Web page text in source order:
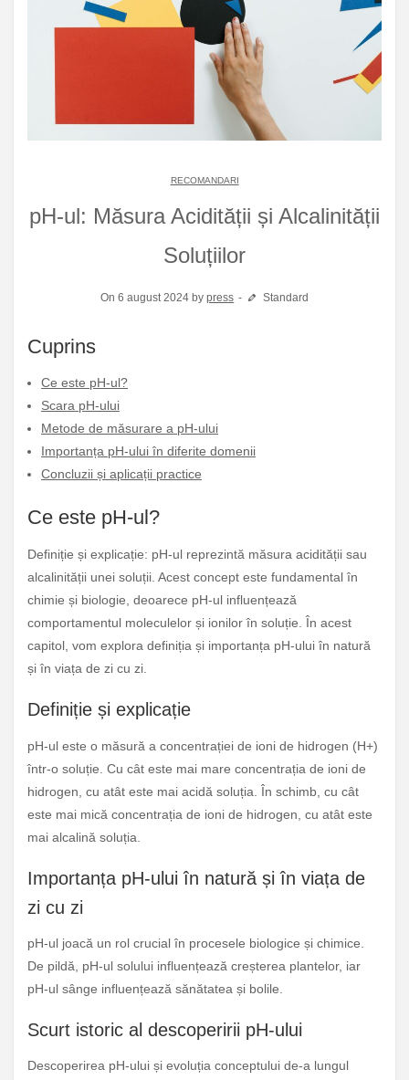
RECOMANDARI
pH-ul: Măsura Acidității și Alcalinității
Soluțiilor
On 6 august 2024 bypress Standard
Cuprins
Ce este pH-ul?
Scara pH-ului
Metode de măsurare a pH-ului
Importanța pH-ului în diferite domenii
Concluzii și aplicații practice
Ce este pH-ul?
Definiție și explicație: pH-ul reprezintă măsura acidității sau
alcalinității unei soluții. Acest concept este fundamental în
chimie și biologie, deoarece pH-ul influențează
comportamentul moleculelor și ionilor în soluție. În acest
capitol, vom explora definiția și importanța pH-ului în natură
și în viața de zi cu zi.
Definiție și explicație
pH-ul este o măsură a concentrației de ioni de hidrogen (H+)
într-o soluție. Cu cât este mai mare concentrația de ioni de
hidrogen, cu atât este mai acidă soluția. În schimb, cu cât
este mai mică concentrația de ioni de hidrogen, cu atât este
mai alcalină soluția.
Importanța pH-ului în natură și în viața de
zi cu zi
pH-ul joacă un rol crucial în procesele biologice și chimice.
De pildă, pH-ul solului influențează creșterea plantelor, iar
pH-ul sânge influențează sănătatea și bolile.
Scurt istoric al descoperirii pH-ului
Descoperirea pH-ului și evoluția conceptului de-a lungul